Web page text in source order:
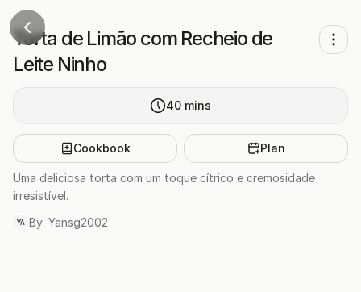
Torta de Limão com Recheio de
Leite Ninho
40 mins
Cookbook Plan
Uma deliciosa torta com um toque cítrico e cremosidade
irresistível.
YA By: Yansg2002